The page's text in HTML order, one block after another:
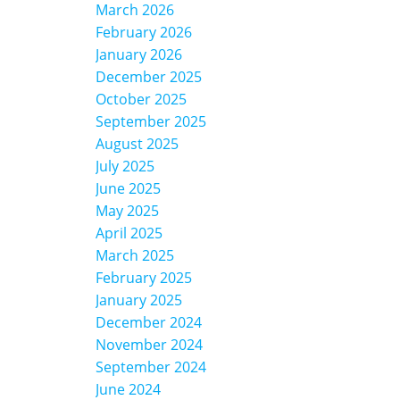
March 2026
February 2026
January 2026
December 2025
October 2025
September 2025
August 2025
July 2025
June 2025
May 2025
April 2025
March 2025
February 2025
January 2025
December 2024
November 2024
September 2024
June 2024